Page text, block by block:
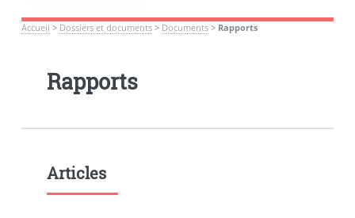
Accueil > Dossiers et documents> Documents> Rapports
Rapports
Articles